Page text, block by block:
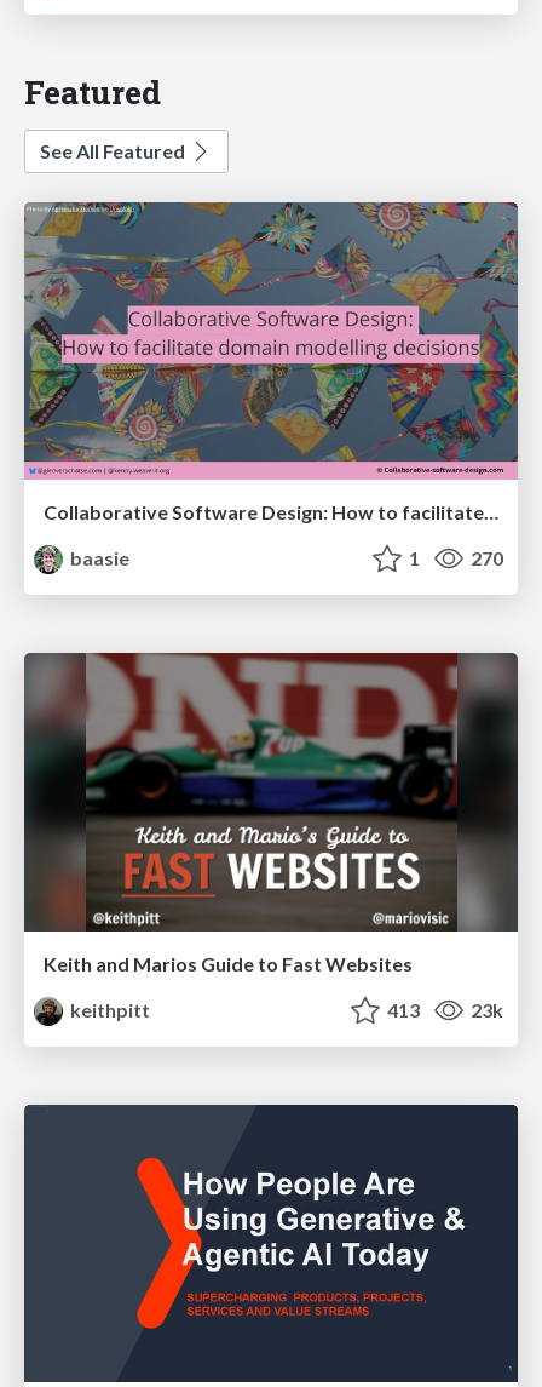
Featured
See All Featured
Collaborative Software Design: How to facilitate domain modelling decisions
baasie
1 270
Keith and Marios Guide to Fast Websites
keithpitt
413 23k